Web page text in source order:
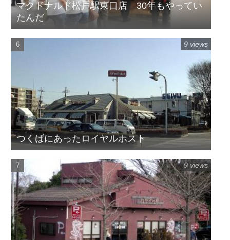
マクドナルド松戸駅東口店 30年もやってい
たんだ
つくばにあったロイヤルホスト
9 views
9 views